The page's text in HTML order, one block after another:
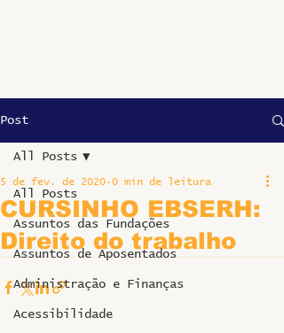
Post
All Posts
Assuntos das Fundações
Assuntos de Aposentados
Administração e Finanças
Acessibilidade
All Posts
CURSINHO EBSERH:
Direito do trabalho
5 de fev. de 2020 0 min de leitura